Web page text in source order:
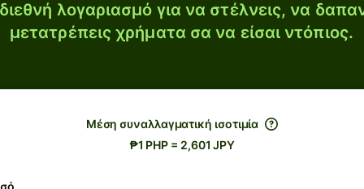
λογαριασμό για να στέλνεις, να
μετατρέπεις χρήματα σα να είσαι ντόπιος.
Μέση συναλλαγματική ισοτιμία
₱1 PHP = 2,601 JPY